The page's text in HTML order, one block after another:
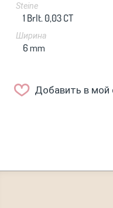
Steine
1 Brlt. 0,03 CT
Ширина
6mm
Добавить в мой